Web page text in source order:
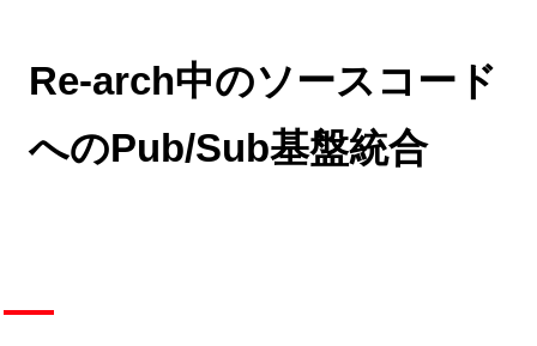
Re-arch中のソースコード
へのPub/Sub基盤統合